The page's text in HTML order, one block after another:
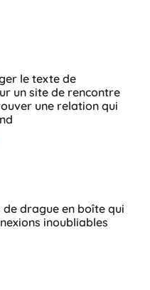
le texte de
un site de rencontre
une relation qui
de drague en boîte qui
inoubliables